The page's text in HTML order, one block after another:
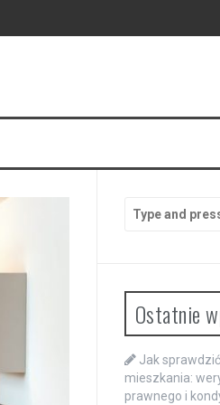
for:
Ostatnie
Jak
mieszkania:
prawnego i